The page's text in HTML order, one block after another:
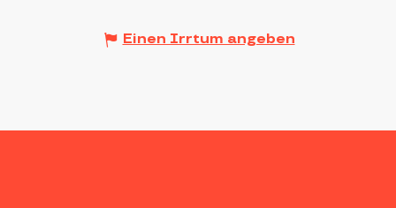
Einen Irrtum angeben